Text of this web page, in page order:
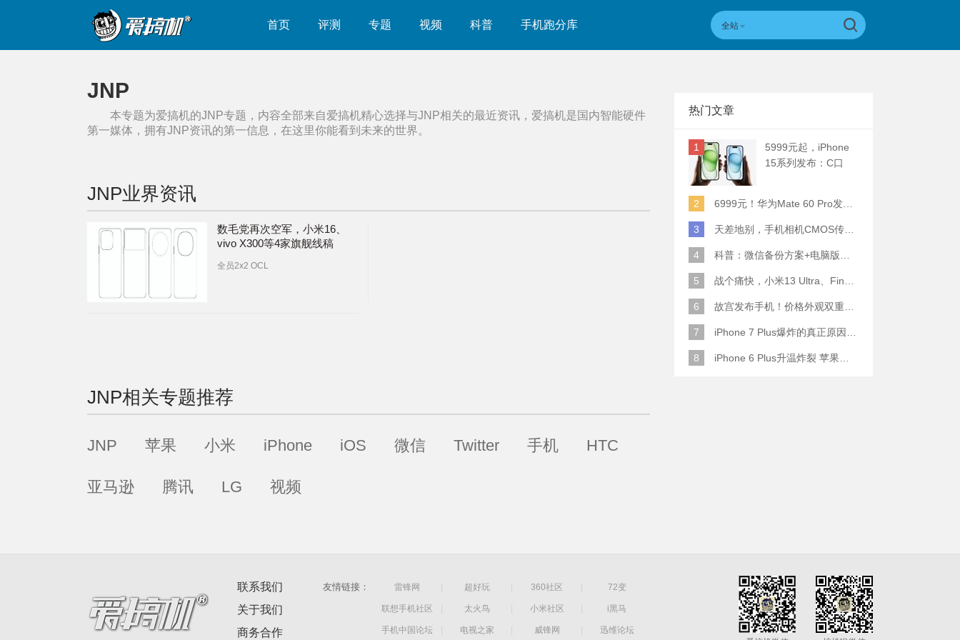
首页 评测 专题 视频 科普 手机跑分库 全站
JNP
本专题为爱搞机的JNP专题，内容全部来自爱搞机精心选择与JNP相关的最近资讯，爱搞机是国内智能硬件
第一媒体，拥有JNP资讯的第一信息，在这里你能看到未来的世界。
JNP业界资讯
数毛党再次空军，小米16、
vivo X300等4家旗舰线稿
镜，三星JNP发布
全员2x2 OCL
JNP相关专题推荐
JNP 苹果 小米 iPhone iOS 微信 Twitter 手机 HTC
亚马逊 腾讯 LG 视频
热门文章
1
5999元起，iPhone
15系列发布：C口
2
6999元！华为Mate 60 Pro发布：麒麟9000S+卫星通话 (附初步跑分)
3 天差地别，手机相机CMOS传感器实际面积对比
4 科普：微信备份方案+电脑版丢失数据恢复指南
5 战个痛快，小米13 Ultra、Find X6 Pro、vivo X90 Pro+、小米12SU拍照横评
6 故宫发布手机！价格外观双重逆天！
7 iPhone 7 Plus爆炸的真正原因原来是这样
8 iPhone 6 Plus升温炸裂 苹果赔了一部全新的
联系我们
关于我们
商务合作
友情链接： 雷锋网 超好玩 360社区 72变
联想手机社区 太火鸟 小米社区 i黑马
手机中国论坛 电视之家 威锋网
迅维论坛